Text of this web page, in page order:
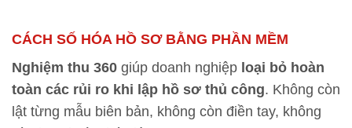
CÁCH SỐ HÓA HỒ SƠ BẰNG PHẦN MỀM
Nghiệm thu 360 giúp doanh nghiệp loại bỏ hoàn
toàn các rủi ro khi lập hồ sơ thủ công. Không còn
lật từng mẫu biên bản, không còn điền tay, không